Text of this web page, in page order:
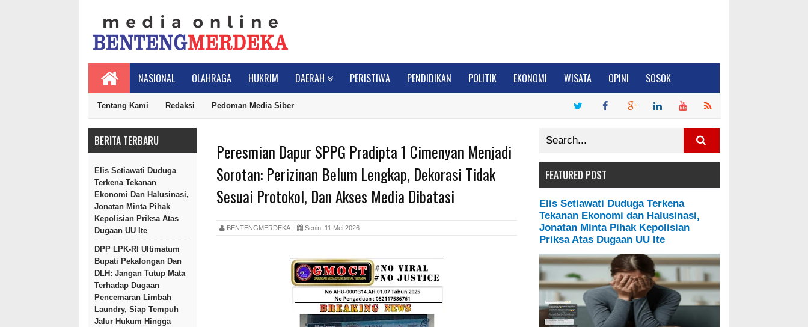
NASIONAL OLAHRAGA HUKRIM DAERAH PERISTIWA PENDIDIKAN POLITIK EKONOMI WISATA OPINI SOSOK
Tentang Kami Redaksi Pedoman Media Siber
BERITA TERBARU
Elis Setiawati Duduga
Terkena Tekanan
Ekonomi Dan Halusinasi,
Jonatan Minta Pihak
Kepolisian Priksa Atas
Dugaan UU Ite
DPP LPK-RI Ultimatum
Bupati Pekalongan Dan
DLH: Jangan Tutup Mata
Terhadap Dugaan
Pencemaran Limbah
Laundry, Siap Tempuh
Jalur Hukum Hingga
Peresmian Dapur SPPG Pradipta 1 Cimenyan Menjadi
Sorotan: Perizinan Belum Lengkap, Dekorasi Tidak
Sesuai Protokol, Dan Akses Media Dibatasi
BENTENGMERDEKA Senin, 11 Mei 2026
FEATURED POST
Elis Setiawati Duduga Terkena
Tekanan Ekonomi dan Halusinasi,
Jonatan Minta Pihak Kepolisian
Priksa Atas Dugaan UU Ite